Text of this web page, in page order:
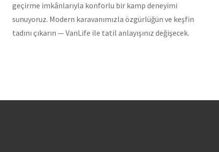
geçirme imkânlarıyla konforlu bir kamp deneyimi
sunuyoruz. Modern karavanımızla özgürlüğün ve keşfin
tadını çıkarın — VanLife ile tatil anlayışınız değişecek.